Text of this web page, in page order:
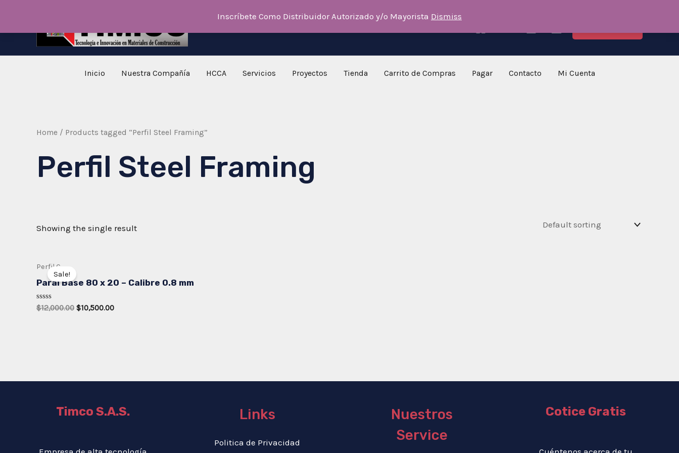
Inicio Nuestra Compañía HCCA Servicios Proyectos Tienda Carrito de Compras Pagar Contacto Mi Cuenta
Home / Products tagged “Perfil Steel Framing”
Perfil Steel Framing
Showing the single result
Sale!
Perfil C
Paral Base 80 x 20 – Calibre 0.8 mm
Rated
0
$12,000.00 Original
$10,500.00Current
Timco S.A.S. Links
Politica de Privacidad
Nuestros
Service
Cotice Gratis
Inscríbete Como Distribuidor Autorizado y/o Mayorista Dismiss